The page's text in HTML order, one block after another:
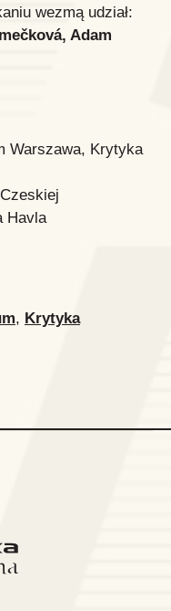
wezmą udział:
Adam
Warszawa, Krytyka
Havla
, Krytyka